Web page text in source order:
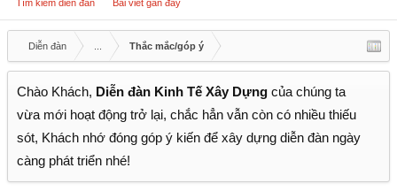
Tìm kiếm diễn đàn Bài viết gần đây
Diễn đàn Thắc mắc/góp ý
Chào Khách, Diễn đàn Kinh Tế Xây Dựng của chúng ta
vừa mới hoạt động trở lại, chắc hẳn vẫn còn có nhiều thiếu
sót, Khách nhớ đóng góp ý kiến để xây dựng diễn đàn ngày
càng phát triển nhé!